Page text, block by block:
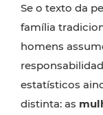
Se o texto da
família
homens
estatísticos
distinta: as